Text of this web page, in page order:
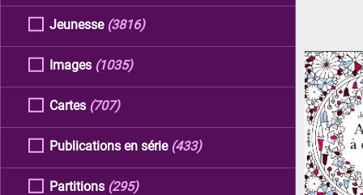
Jeunesse (3816)
Images (1035)
Cartes (707)
Publications en série (433)
Partitions (295)